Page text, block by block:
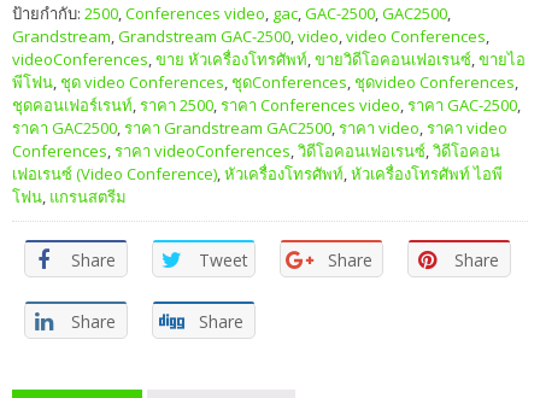
ป้ายกำกับ: 2500,Conferences video, gac,GAC-2500,GAC2500,
Grandstream,Grandstream GAC-2500,video,video Conferences,
videoConferences,ขาย หัวเครื่องโทรศัพท์,ขายวิดีโอคอนเฟอเรนซ์,ขายไอ
พีโฟน,ชุด video Conferences,ชุดConferences,ชุดvideo Conferences,
ชุดคอนเฟอร์เรนท์,ราคา 2500,ราคา Conferences video,ราคา GAC-2500,
ราคา GAC2500,ราคา Grandstream GAC2500,ราคา video,ราคา video
Conferences,ราคา videoConferences,วิดีโอคอนเฟอเรนซ์,วิดีโอคอน
เฟอเรนซ์ (Video Conference),หัวเครื่องโทรศัพท์,หัวเครื่องโทรศัพท์ ไอพี
โฟน, แกรนสตรีม
Share Tweet Share Share
Share Share